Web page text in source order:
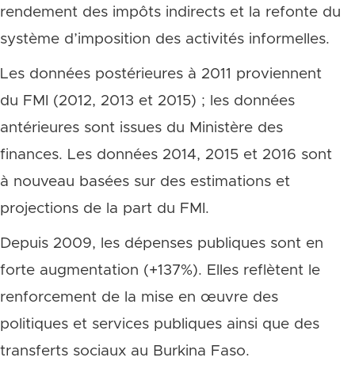
rendement des impôts indirects et la refonte du
système d’imposition des activités informelles.
Les données postérieures à 2011 proviennent
du FMI (2012, 2013 et 2015) ; les données
antérieures sont issues du Ministère des
finances. Les données 2014, 2015 et 2016 sont
à nouveau basées sur des estimations et
projections de la part du FMI.
Depuis 2009, les dépenses publiques sont en
forte augmentation (+137%). Elles reflètent le
renforcement de la mise en œuvre des
politiques et services publiques ainsi que des
transferts sociaux au Burkina Faso.